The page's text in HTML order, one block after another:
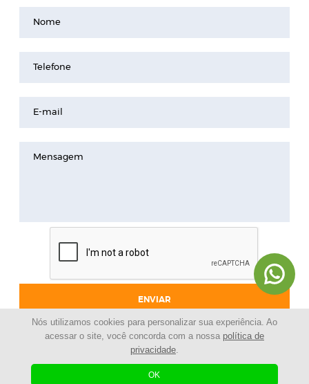
Nome
Telefone
E-mail
Mensagem
ENVIAR
© 2024 - Pinheirinho Celulares |
Loja de celulares |
Desenvolvido por| Agência Digital
Nós utilizamos cookies para personalizar sua experiência. Ao
acessar o site, você concorda com a nossa política de
privacidade.
OK